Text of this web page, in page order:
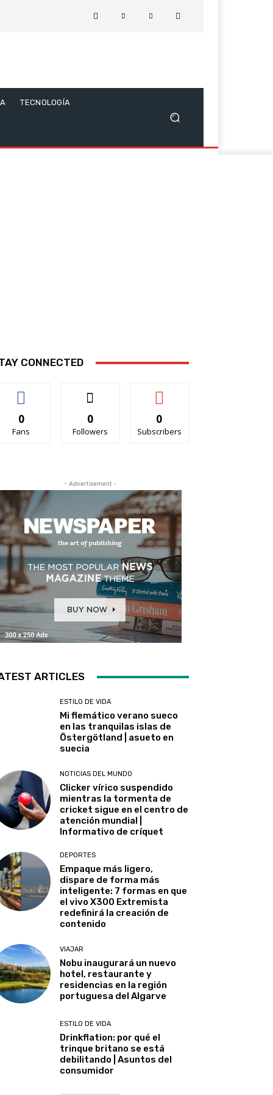
TECNOLOGÍA
CONNECTED
0
Fans
0
Followers
0
Subscribers
- Advertisement -
ARTICLES
ESTILO DE VIDA
Mi flemático verano sueco
en las tranquilas islas de
Östergötland | asueto en
suecia
NOTICIAS DEL MUNDO
Clicker vírico suspendido
mientras la tormenta de
cricket sigue en el centro de
atención mundial |
Informativo de críquet
DEPORTES
Empaque más ligero,
dispare de forma más
inteligente: 7 formas en que
el vivo X300 Extremista
redefinirá la creación de
contenido
VIAJAR
Nobu inaugurará un nuevo
hotel, restaurante y
residencias en la región
portuguesa del Algarve
ESTILO DE VIDA
Drinkflation: por qué el
trinque britano se está
debilitando | Asuntos del
consumidor